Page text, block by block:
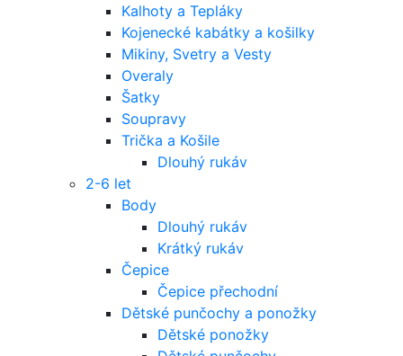
Kalhoty a Tepláky
Kojenecké kabátky a košilky
Mikiny, Svetry a Vesty
Overaly
Šatky
Soupravy
Trička a Košile
Dlouhý rukáv
2-6 let
Body
Dlouhý rukáv
Krátký rukáv
Čepice
Čepice přechodní
Dětské punčochy a ponožky
Dětské ponožky